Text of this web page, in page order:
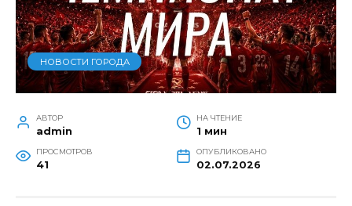
НОВОСТИ ГОРОДА
АВТОР
admin
НА ЧТЕНИЕ
1 мин
ПРОСМОТРОВ
41
ОПУБЛИКОВАНО
02.07.2026